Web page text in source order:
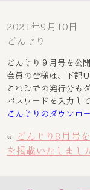
2021年9月10日
ごんじり
ごんじり９月号を公
会員の皆様は、下記
これまでの発行分も
パスワードを入力し
ごんじりのダウンロ
« ごんじり8月号
を掲載いたしまし